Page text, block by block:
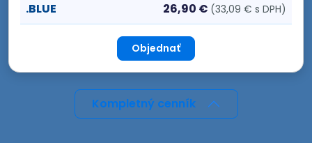
.BLUE 26,90 € (33,09 € s DPH)
Objednať
Kompletný cenník